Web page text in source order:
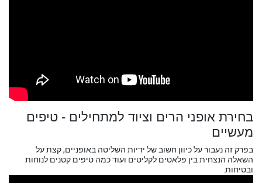
בחירת אופני הרים וציוד למתחילים - טיפים
מעשיים
בפרק זה נעבור על כיוון חשוב של ידיות השליטה באופניים, קצת על
השאלה הנצחית בין פלאטים לקליטים ועוד כמה טיפים קטנים לנוחות
ובטיחות.